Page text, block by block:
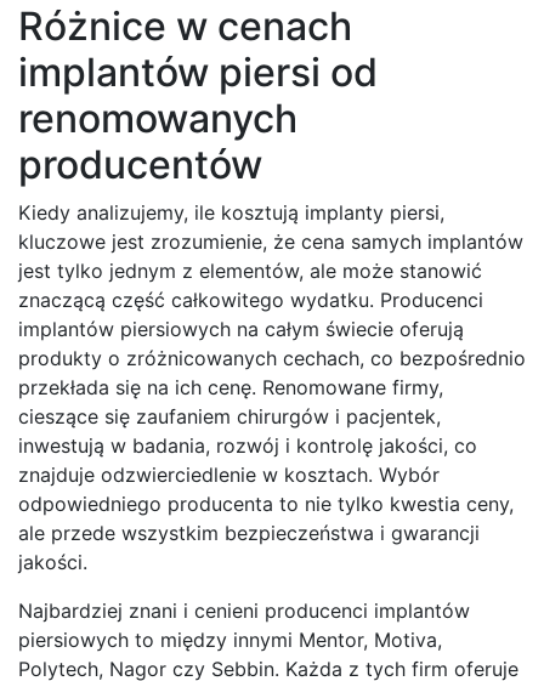
Różnice w cenach
implantów piersi od
renomowanych
producentów
Kiedy analizujemy, ile kosztują implanty piersi,
kluczowe jest zrozumienie, że cena samych implantów
jest tylko jednym z elementów, ale może stanowić
znaczącą część całkowitego wydatku. Producenci
implantów piersiowych na całym świecie oferują
produkty o zróżnicowanych cechach, co bezpośrednio
przekłada się na ich cenę. Renomowane firmy,
cieszące się zaufaniem chirurgów i pacjentek,
inwestują w badania, rozwój i kontrolę jakości, co
znajduje odzwierciedlenie w kosztach. Wybór
odpowiedniego producenta to nie tylko kwestia ceny,
ale przede wszystkim bezpieczeństwa i gwarancji
jakości.
Najbardziej znani i cenieni producenci implantów
piersiowych to między innymi Mentor, Motiva,
Polytech, Nagor czy Sebbin. Każda z tych firm oferuje